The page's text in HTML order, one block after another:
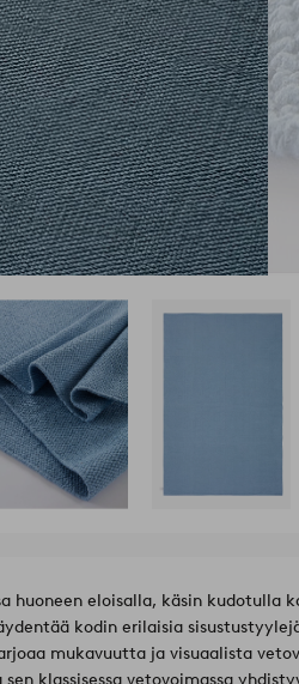
eloisalla, käsin kudotulla
kodin erilaisia
mukavuutta ja visuaalista
klassisessa vetovoimassa